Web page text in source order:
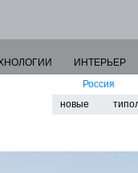
ИНТЕРЬЕР
Россия
новые